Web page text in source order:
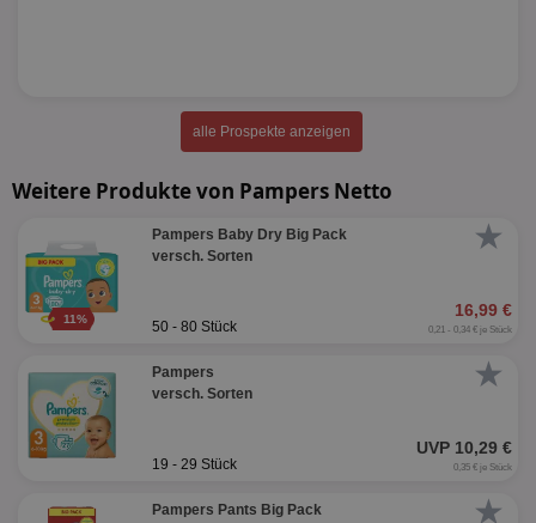
alle Prospekte anzeigen
Weitere Produkte von Pampers Netto
★
11%
Pampers Baby Dry Big Pack
versch. Sorten
16,99 €
50 - 80 Stück 0,21 - 0,34 € je Stück
★
Pampers
versch. Sorten
UVP 10,29 €
19 - 29 Stück 0,35 € je Stück
★
Pampers Pants Big Pack